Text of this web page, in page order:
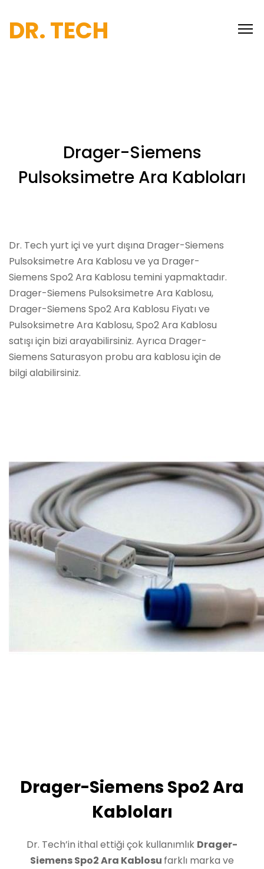
DR. TECH
Drager-Siemens
Pulsoksimetre Ara Kabloları
Dr. Tech yurt içi ve yurt dışına Drager-Siemens
Pulsoksimetre Ara Kablosu ve ya Drager-
Siemens Spo2 Ara Kablosu temini yapmaktadır.
Drager-Siemens Pulsoksimetre Ara Kablosu,
Drager-Siemens Spo2 Ara Kablosu Fiyatı ve
Pulsoksimetre Ara Kablosu, Spo2 Ara Kablosu
satışı için bizi arayabilirsiniz. Ayrıca Drager-
Siemens Saturasyon probu ara kablosu için de
bilgi alabilirsiniz.
Drager-Siemens Spo2 Ara
Kabloları
Dr. Tech’in ithal ettiği çok kullanımlık Drager-
Siemens Spo2 Ara Kablosu farklı marka ve